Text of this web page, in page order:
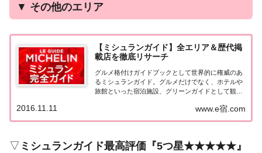
▼ その他のエリア
【ミシュランガイド】全エリア＆歴代掲
載店を徹底リサーチ
グルメ格付けガイドブックとして世界的に権威のあ
るミシュランガイド。グルメだけでなく、ホテルや
旅館といった宿泊施設、グリーンガイドとして観光
本版としては、2007年11月20日に「ミシュランガイ
ド東京版2008」が発売されてからエリアを...
www.e宿.com
2016.11.11
▽ ミシュランガイド最高評価『5つ星★★★★★』